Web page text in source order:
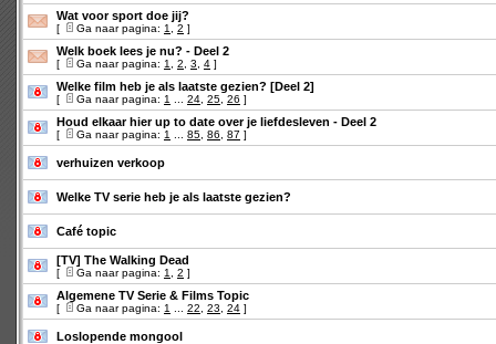
Wat voor sport doe jij?
[ Ga naar pagina: 1 2 ]
Welk boek lees je nu? - Deel 2
[ Ga naar pagina: 1 2 3 4 ]
Welke film heb je als laatste gezien? [Deel 2]
[ Ga naar pagina: 1 24 25 26 ]
Houd elkaar hier up to date over je liefdesleven - Deel 2
[ Ga naar pagina: 1 85 86 87 ]
verhuizen verkoop
Welke TV serie heb je als laatste gezien?
Café topic
[TV] The Walking Dead
[ Ga naar pagina: 1 2 ]
Algemene TV Serie & Films Topic
[ Ga naar pagina: 1 22 23 24 ]
Loslopende mongool